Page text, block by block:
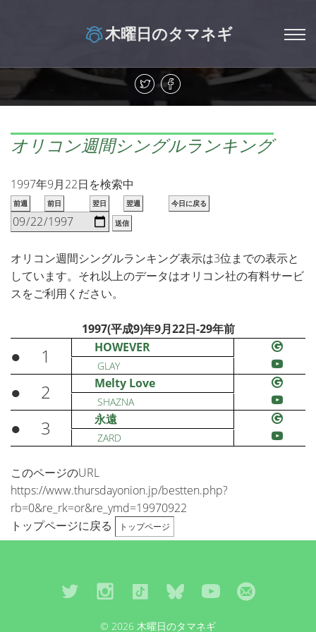
木曜日のタマネギ
オリコン週間シングルランキング
1997年9月22日を検索中
前週 前日 翌日 翌週 今日に戻る
送信
オリコン週間シングルランキング表示は3位までの表示と
しています。それ以上のデータはオリコン社の有料サービ
スをご利用ください。
1997(平成9)年9月22日-29年前
● 1 HOWEVER
GLAY
● 2 Melty Love
SHAZNA
● 3 永遠
ZARD
このページのURL
https://www.thursdayonion.jp/bestten.php?
rb=0&re_rk=or&re_ymd=19970922
トップページに戻る
トップページ
© 2026 木曜日のタマネギ